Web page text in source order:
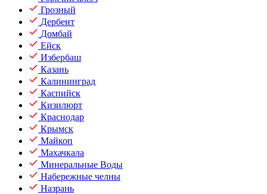
Грозный
Дербент
Домбай
Ейск
Избербаш
Казань
Калининград
Каспийск
Кизилюрт
Краснодар
Крымск
Майкоп
Махачкала
Минеральные Воды
Набережные челны
Назрань